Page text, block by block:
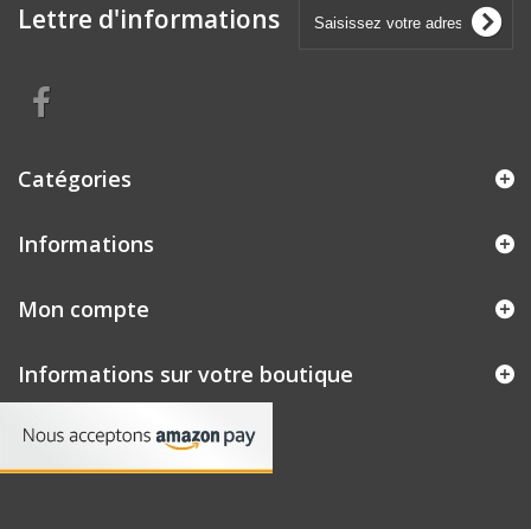
Lettre d'informations
Catégories
Informations
Mon compte
Informations sur votre boutique